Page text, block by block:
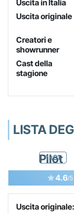
Uscita in Italia
Uscita originale
Creatori e
showrunner
Cast della
stagione
LISTA
1x01
Pilot
4.6/5
Uscita originale: